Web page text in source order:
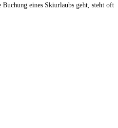
eines Skiurlaubs geht, steht oft